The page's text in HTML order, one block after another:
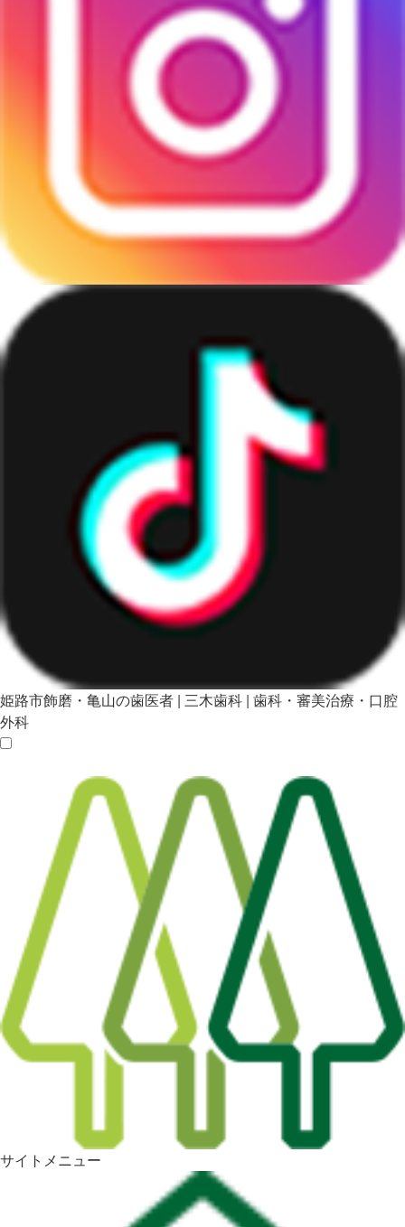
姫路市飾磨・亀山の歯医者 | 三木歯科 | 歯科・審美治療・口腔
外科
サイトメニュー